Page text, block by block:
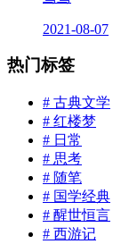
2021-08-07
热门标签
# 古典文学
# 红楼梦
# 日常
# 思考
# 随笔
# 国学经典
# 醒世恒言
# 西游记